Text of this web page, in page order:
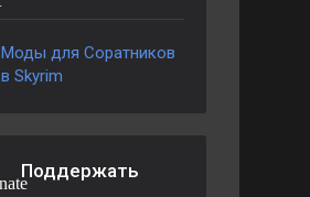
Моды для Соратников
в Skyrim
Поддержать